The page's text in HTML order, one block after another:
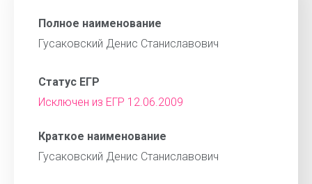
Полное наименование
Гусаковский Денис Станиславович
Статус ЕГР
Исключен из ЕГР 12.06.2009
Краткое наименование
Гусаковский Денис Станиславович